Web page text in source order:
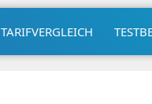
TARIFVERGLEICH